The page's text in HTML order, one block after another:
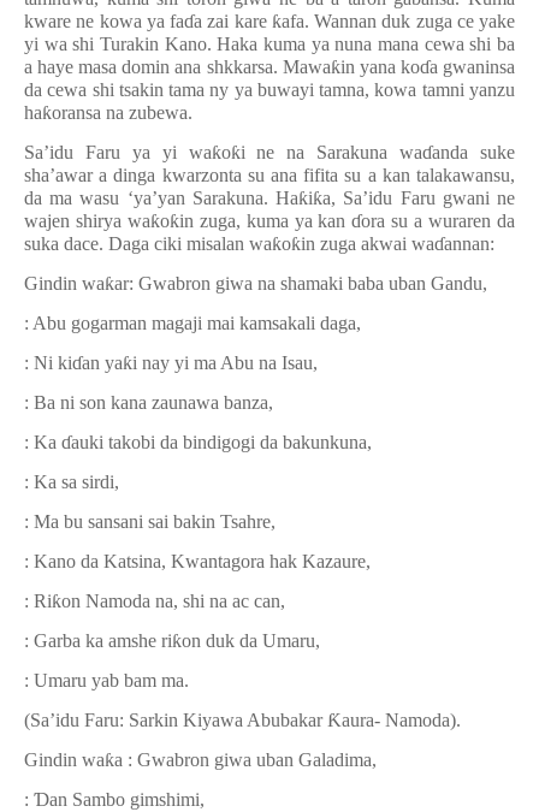
kware ne kowa ya faɗa zai kare ƙafa. Wannan duk zuga ce yake
yi wa shi Turakin Kano. Haka kuma ya nuna mana cewa shi ba
a haye masa domin ana shkkarsa. Mawaƙin yana koɗa gwaninsa
da cewa shi tsakin tama ny ya buwayi tamna, kowa tamni yanzu
haƙoransa na zubewa.
Sa’idu Faru ya yi waƙoƙi ne na Sarakuna waɗanda suke
sha’awar a dinga kwarzonta su ana fifita su a kan talakawansu,
da ma wasu ‘ya’yan Sarakuna. Haƙiƙa, Sa’idu Faru gwani ne
wajen shirya waƙoƙin zuga, kuma ya kanɗora su a wuraren da
suka dace. Daga ciki misalan waƙoƙin zuga akwai waɗannan:
Gindin waƙar: Gwabron giwa na shamaki baba uban Gandu,
: Abu gogarman magaji mai kamsakali daga,
: Ni kiɗan yaƙi nay yi ma Abu na Isau,
: Ba ni son kana zaunawa banza,
: Ka ɗauki takobi da bindigogi da bakunkuna,
: Ka sa sirdi,
: Ma bu sansani sai bakin Tsahre,
: Kano da Katsina, Kwantagora hak Kazaure,
: Riƙon Namoda na, shi na ac can,
: Garba ka amshe riƙon duk da Umaru,
: Umaru yab bam ma.
(Sa’idu Faru: Sarkin Kiyawa AbubakarƘaura- Namoda).
Gindin waƙa : Gwabron giwa uban Galadima,
: Ɗan Sambo gimshimi,